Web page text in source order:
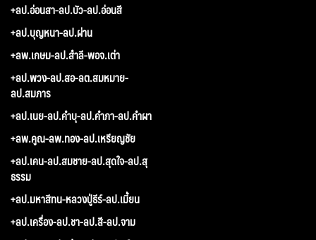
+ลป.อ่อนสา-ลป.บัว-ลป.อ่อนสี
+ลป.บุญหนา-ลป.ผ่าน
+ลพ.เกษม-ลป.สำลี-พอจ.เต่า
+ลป.พวง-ลป.สอ-ลต.สมหมาย-
ลป.สมภาร
+ลป.เนย-ลป.คำบุ-ลป.คำภา-ลป.คำผา
+ลพ.คูณ-ลพ.ทอง-ลป.เหรียญชัย
+ลป.เคน-ลป.สมชาย-ลป.สุดใจ-ลป.สุ
ธรรม
+ลป.มหาสีทน-หลวงปู่ธีร์-ลป.เมี้ยน
+ลป.เครื่อง-ลป.ชา-ลป.สี-ลป.จาม